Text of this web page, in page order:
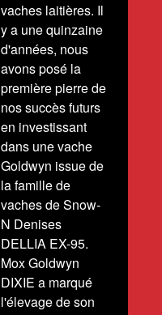
vaches laitières. Il
y a une quinzaine
d'années, nous
avons posé la
première pierre de
nos succès futurs
en investissant
dans une vache
Goldwyn issue de
la famille de
vaches de Snow-
N Denises
DELLIA EX-95.
Mox Goldwyn
DIXIE a marqué
l'élevage de son